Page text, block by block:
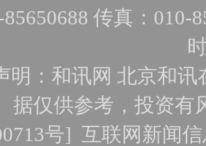
传真：010-
明：和讯网 北京和
据仅供参考，投资有
号] 互联网新闻